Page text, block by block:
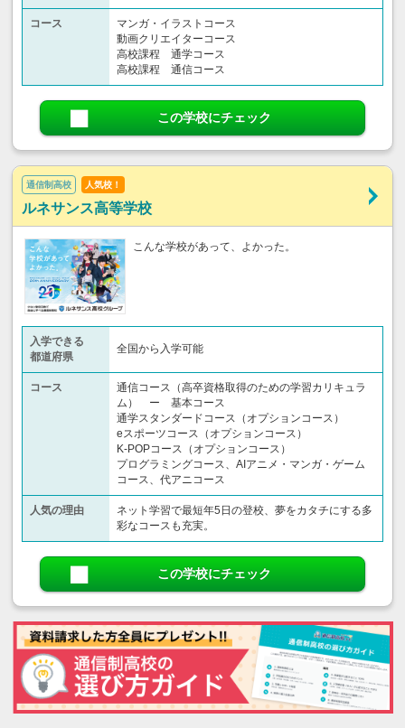
コース
マンガ・イラストコース
動画クリエイターコース
高校課程 通学コース
高校課程 通信コース
この学校にチェック
通信制高校 人気校！
ルネサンス高等学校
こんな学校があって、よかった。
入学できる
都道府県
全国から入学可能
コース
通信コース（高卒資格取得のための学習カリキュラ
ム） ー 基本コース
通学スタンダードコース（オプションコース）
eスポーツコース（オプションコース）
K-POPコース（オプションコース）
プログラミングコース、AIアニメ・マンガ・ゲーム
コース、代アニコース
人気の理由
ネット学習で最短年5日の登校、夢をカタチにする多
彩なコースも充実。
この学校にチェック